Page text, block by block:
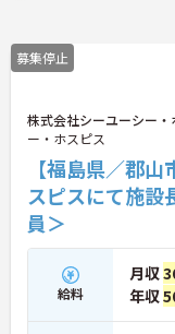
めたい方、新しい施
ちしています。ご興
募集停止
株式会社シーユーシー
ー・ホスピス
【福島県／郡
スピスにて施設
員＞
給料
月収
年収